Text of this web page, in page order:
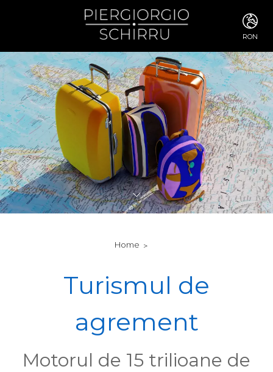
RON
ITA
ENG
FRA
DEU
ESP
RUS
CHI
JPN
SVE
POR
ARA
DUT
KOR
Home
Turismul de
agrement
Motorul de 15 trilioane de